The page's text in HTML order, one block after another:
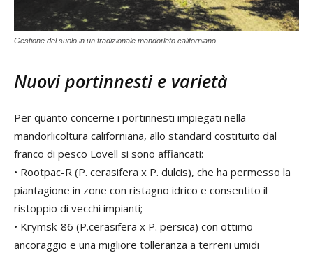
Gestione del suolo in un tradizionale mandorleto californiano
Nuovi portinnesti e varietà
Per quanto concerne i portinnesti impiegati nella
mandorlicoltura californiana, allo standard costituito dal
franco di pesco Lovell si sono affiancati:
• Rootpac-R (P. cerasifera x P. dulcis), che ha permesso la
piantagione in zone con ristagno idrico e consentito il
ristoppio di vecchi impianti;
• Krymsk-86 (P.cerasifera x P. persica) con ottimo
ancoraggio e una migliore tolleranza a terreni umidi